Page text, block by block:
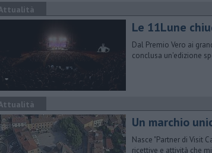
Le 11Lune
Dal Premio Vero ai
conclusa un'edizione
Un marchio
Nasce "Partner di Visit
ricettive e attività che